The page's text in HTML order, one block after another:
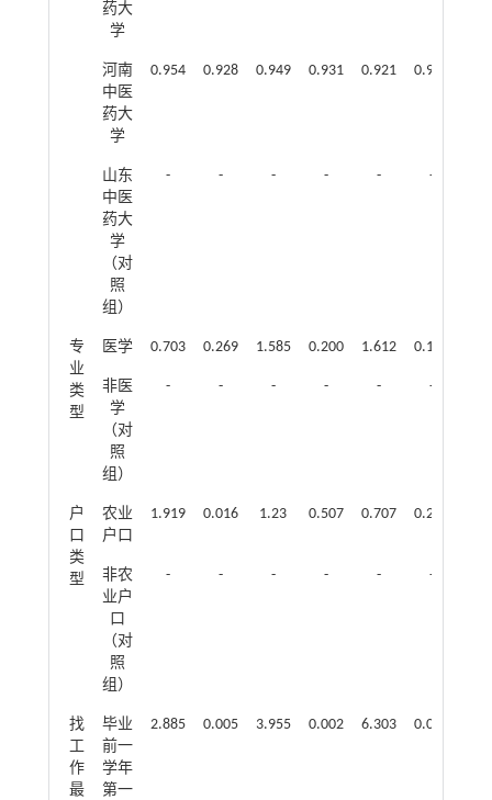
药大
学
河南
中医
药大
学
0.954 0.928 0.949 0.931 0.921 0.905
山东
中医
药大
学
（对
照
组）
- - - - - -
专
业
类
型
医学 0.703 0.269 1.585 0.200 1.612 0.191
非医
学
（对
照
组）
- - - - - -
户
口
类
型
农业
户口
1.919 0.016 1.23 0.507 0.707 0.293
非农
业户
口
（对
照
组）
- - - - - -
找
工
作
最
毕业
前一
学年
第一
2.885 0.005 3.955 0.002 6.303 0.000